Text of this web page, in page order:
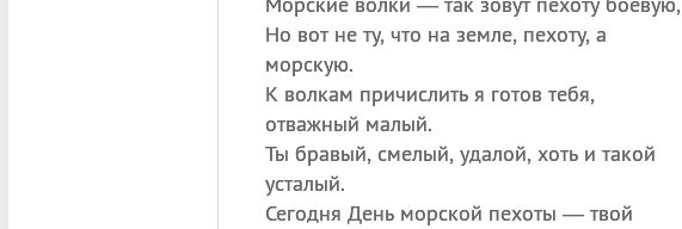
Но вот не ту, что на земле, пехоту, а
морскую.
К волкам причислить я готов тебя,
отважный малый.
Ты бравый, смелый, удалой, хоть и такой
усталый.
Сегодня День морской пехоты — твой